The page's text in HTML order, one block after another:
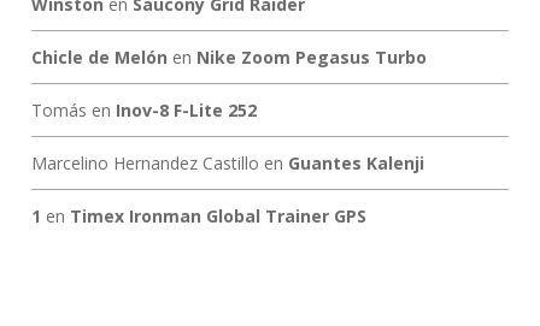
Chicle de Melón en Nike Zoom Pegasus Turbo
Tomás en Inov-8 F-Lite 252
Marcelino Hernandez Castillo en Guantes Kalenji
1 en Timex Ironman Global Trainer GPS